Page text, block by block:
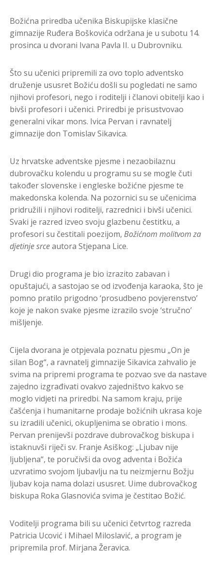
Božićna priredba učenika Biskupijske klasične
gimnazije Ruđera Boškovića održana je u subotu 14.
prosinca u dvorani Ivana Pavla II. u Dubrovniku.
Što su učenici pripremili za ovo toplo adventsko
druženje ususret Božiću došli su pogledati ne samo
njihovi profesori, nego i roditelji i članovi obitelji kao i
bivši profesori i učenici. Priredbi je prisustvovao
generalni vikar mons. Ivica Pervan i ravnatelj
gimnazije don Tomislav Sikavica.
Uz hrvatske adventske pjesme i nezaobilaznu
dubrovačku kolendu u programu su se mogle čuti
također slovenske i engleske božićne pjesme te
makedonska kolenda. Na pozornici su se učenicima
pridružili i njihovi roditelji, razrednici i bivši učenici.
Svaki je razred izveo svoju glazbenu čestitku, a
profesori su čestitali poezijom, Božićnom molitvom za
djetinje srceautora Stjepana Lice.
Drugi dio programa je bio izrazito zabavan i
opuštajući, a sastojao se od izvođenja karaoka, što je
pomno pratilo prigodno ‘prosudbeno povjerenstvo’
koje je nakon svake pjesme izrazilo svoje ‘stručno’
mišljenje.
Cijela dvorana je otpjevala poznatu pjesmu „On je
silan Bog“, a ravnatelj gimnazije Sikavica zahvalio je
svima na pripremi programa te pozvao sve da nastave
zajedno izgrađivati ovakvo zajedništvo kakvo se
moglo vidjeti na priredbi. Na samom kraju, prije
čašćenja i humanitarne prodaje božićnih ukrasa koje
su izradili učenici, okupljenima se obratio i mons.
Pervan prenijevši pozdrave dubrovačkog biskupa i
istaknuvši riječi sv. Franje Asiškog: „Ljubav nije
ljubljena“, te poručivši da ovog adventa i Božića
uzvratimo svojom ljubavlju na tu neizmjernu Božju
ljubav koja nama dolazi ususret. Uime dubrovačkog
biskupa Roka Glasnovića svima je čestitao Božić.
Voditelji programa bili su učenici četvrtog razreda
Patricia Ucović i Mihael Miloslavić, a program je
pripremila prof. Mirjana Žeravica.